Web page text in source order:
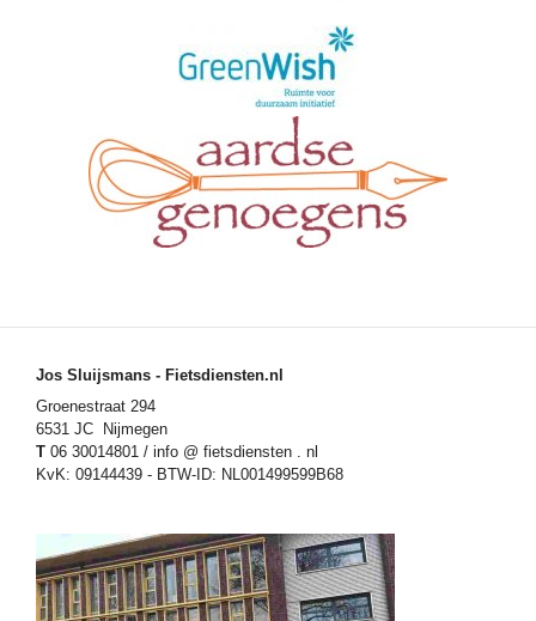
Jos Sluijsmans - Fietsdiensten.nl
Groenestraat 294
6531 JC Nijmegen
T 06 30014801 / info @ fietsdiensten . nl
KvK: 09144439 - BTW-ID: NL001499599B68